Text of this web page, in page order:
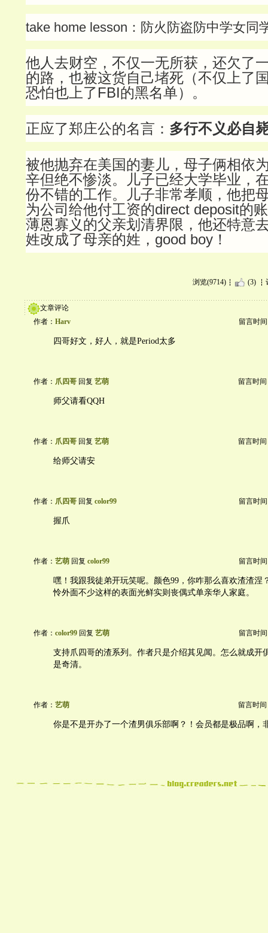
take home lesson：防火防盗防中学女同
他人去财空，不仅一无所获，还欠了
的路，也被这货自己堵死（不仅上了
恐怕也上了FBI的黑名单）。
正应了郑庄公的名言： 多行不义必自
被他抛弃在美国的妻儿，母子俩相依
辛但绝不惨淡。儿子已经大学毕业，
份不错的工作。儿子非常孝顺，他把
为公司给他付工资的direct deposit的
薄恩寡义的父亲划清界限，他还特意
姓改成了母亲的姓，good boy！
浏览(9714) (3)
文章评论
作者： Harv 留言时间
四哥好文，好人，就是Period太多
作者： 爪四哥 回复 艺萌 留言时间
师父请看QQH
作者： 爪四哥 回复 艺萌 留言时间
给师父请安
作者： 爪四哥 回复 color99 留言时间
握爪
作者： 艺萌 回复 color99 留言时间
嘿！我跟我徒弟开玩笑呢。颜色99，你咋那么喜欢渣渣涅
怜外面不少这样的表面光鲜实则丧偶式单亲华人家庭。
作者： color99 回复 艺萌 留言时间
支持爪四哥的渣系列。作者只是介绍其见闻。怎么就成开
是奇清。
作者： 艺萌 留言时间
你是不是开办了一个渣男俱乐部啊？！会员都是极品啊，